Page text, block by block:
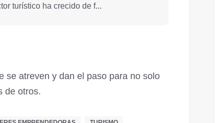
turístico ha crecido de f...
se atreven y dan el paso para no solo
de otros.